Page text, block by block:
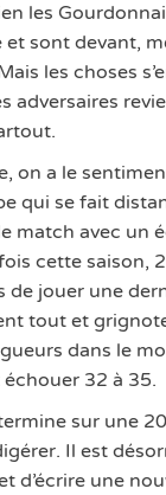
les
sont devant,
les choses
adversaires
on a le
qui se fait
match avec un
cette saison,
de jouer une
tout et
dans le
32 à 35.
sur une
Il est
d’écrire une